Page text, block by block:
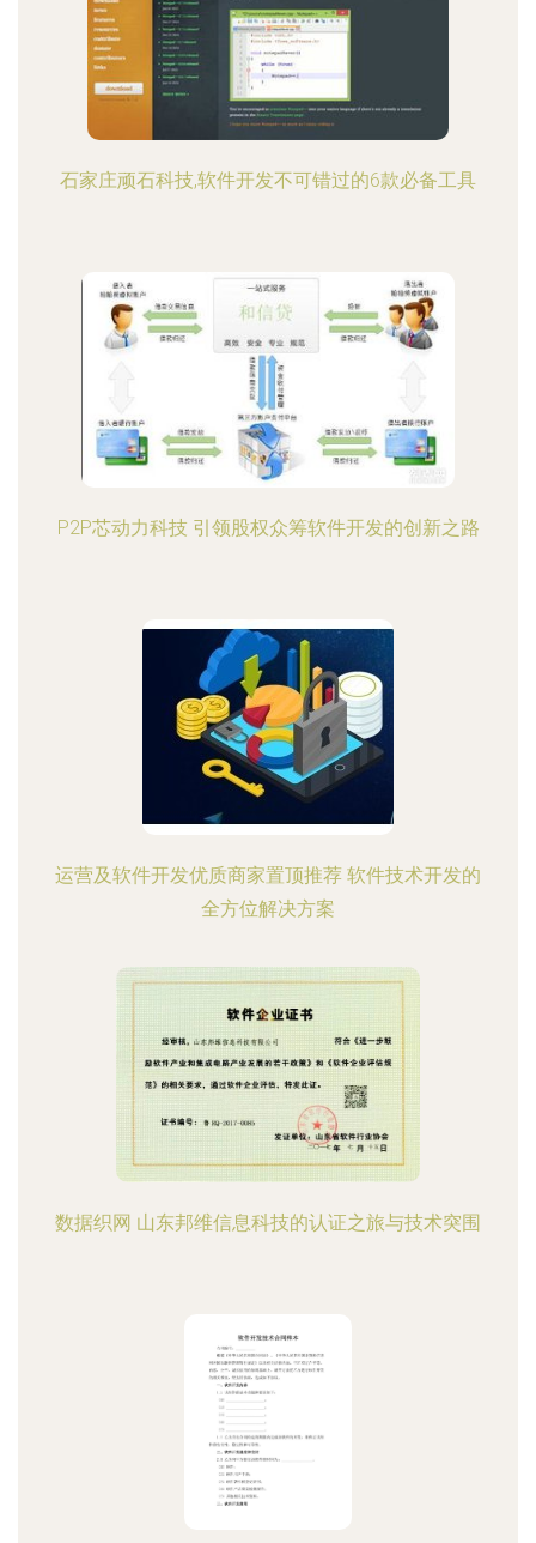
石家庄顽石科技,软件开发不可错过的6款必备工具
P2P芯动力科技 引领股权众筹软件开发的创新之路
运营及软件开发优质商家置顶推荐 软件技术开发的
全方位解决方案
数据织网 山东邦维信息科技的认证之旅与技术突围